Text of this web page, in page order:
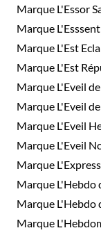
Marque L'Essor
Marque
Marque L'Est
Marque L'Est
Marque L'Eveil
Marque L'Eveil
Marque L'Eveil
Marque L'Eveil
Marque L'Express
Marque L'Hebdo
Marque L'Hebdo
Marque